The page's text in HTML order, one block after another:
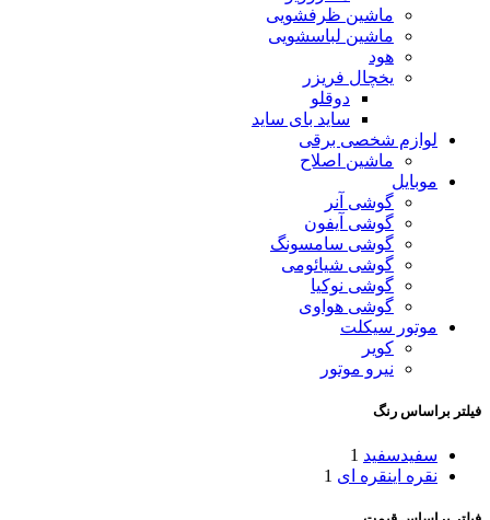
ماشین ظرفشویی
ماشین لباسشویی
هود
یخچال فریزر
دوقلو
ساید بای ساید
لوازم شخصی برقی
ماشین اصلاح
موبایل
گوشی آنر
گوشی آیفون
گوشی سامسونگ
گوشی شیائومی
گوشی نوکیا
گوشی هواوی
موتور سیکلت
کویر
نیرو موتور
فیلتر براساس رنگ
سفیدسفید 1
نقره اینقره ای 1